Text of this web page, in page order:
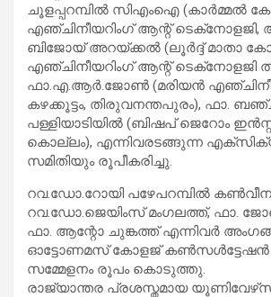
ചൂളപ്പറമ്പില്‍ സിഎംഐ (കാര്‍മ്മല്‍
എഞ്ചിനീയറിംഗ് ആന്റ് ടെക്‌നോളജി,
ബിജോയ് അറയ്ക്കല്‍ (ലൂര്‍ദ്ദ് മാതാ
എഞ്ചിനീയറിംഗ് ആന്റ് ടെക്‌നോളജി
ഫാ.എ.ആര്‍.ജോണ്‍ (മരിയന്‍
കഴക്കൂട്ടം, തിരുവനന്തപുരം), ഫാ.
പള്ളിയാടിയില്‍ (ബിഷപ് ജെറോം
കൊല്ലം), എന്നിവരടങ്ങുന്ന
സമിതിയും രൂപീകരിച്ചു.
റവ.ഡോ.റോയി പഴേപറമ്പില്‍
റവ.ഡോ.ജെയിംസ് മംഗലത്ത്, ഫാ.
ഫാ. ആന്റോ ചുങ്കത്ത് എന്നിവര്‍
ഓട്ടോണമസ് കോളജ് കണ്‍സള്‍ട്ടേഷന്‍
സമ്മേളനം രൂപം കൊടുത്തു.
രാജ്യാന്തര പ്രശസ്തമായ